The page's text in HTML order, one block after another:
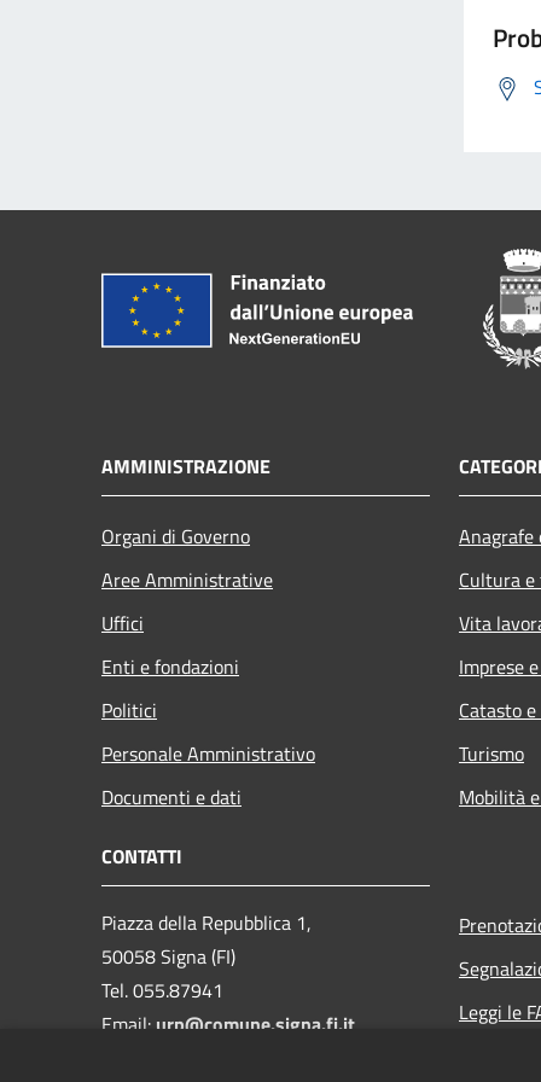
AMMINISTRAZIONE
Organi di Governo
Aree Amministrative
Uffici
Enti e fondazioni
Politici
Personale Amministrativo
Documenti e dati
Cultura
Vita
Imprese
Catasto
Turismo
Mobilità
CONTATTI
Piazza della Repubblica 1,
50058 Signa (FI)
Tel. 055.87941
Email:urp@comune.signa.fi.it
Leggi le